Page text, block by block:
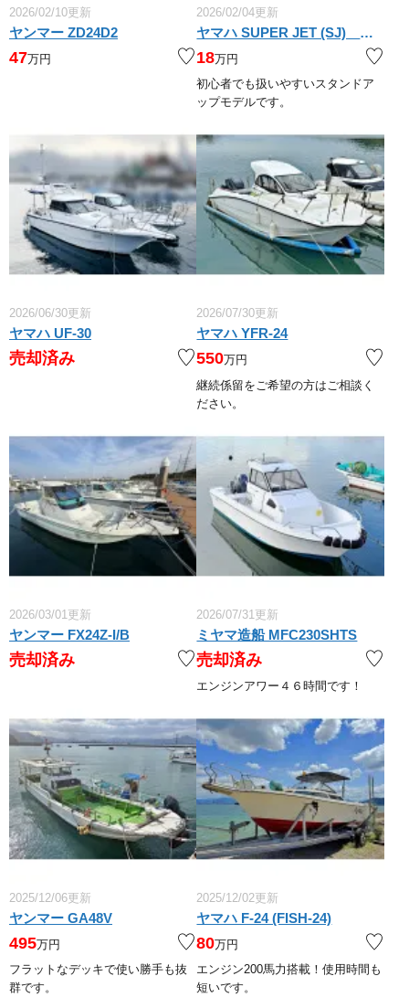
2026/02/10更新
ヤンマー ZD24D2
47万円
2026/02/04更新
ヤマハ SUPER JET (SJ) MJ-700SJ
18万円
初心者でも扱いやすいスタンドア
ップモデルです。
2026/06/30更新
ヤマハ UF-30
売却済み
2026/07/30更新
ヤマハ YFR-24
550万円
継続係留をご希望の方はご相談く
ださい。
2026/03/01更新
ヤンマー FX24Z-I/B
売却済み
2026/07/31更新
ミヤマ造船 MFC230SHTS
売却済み
エンジンアワー４６時間です！
2025/12/06更新
ヤンマー GA48V
495万円
フラットなデッキで使い勝手も抜
群です。
2025/12/02更新
ヤマハ F-24 (FISH-24)
80万円
エンジン200馬力搭載！使用時間も
短いです。